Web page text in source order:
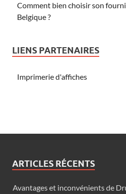
Comment bien choisir son
Belgique ?
LIENS PARTENAIRES
Imprimerie d'affiches
ARTICLES RÉCENTS
Avantages et inconvénients de